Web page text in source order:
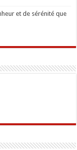
et de sérénité que